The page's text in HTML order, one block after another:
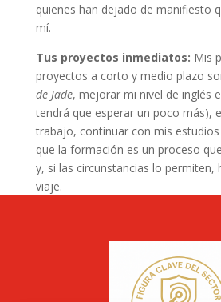
quienes han dejado de manifiesto
mí.
Tus proyectos inmediatos: Mis
proyectos a corto y medio plazo
de Jade, mejorar mi nivel de inglés
tendrá que esperar un poco más),
trabajo, continuar con mis
que la formación es un proceso
y, si las circunstancias lo permiten,
viaje.